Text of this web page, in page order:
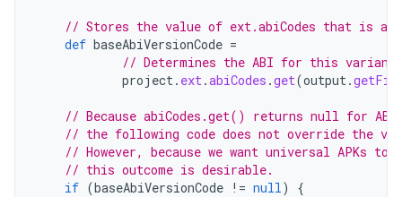
// Stores the value of ext.abiCodes that is
def baseAbiVersionCode =
// Determines the ABI for this variant
project. ext.abiCodes .get(output.
// Because abiCodes.get() returns null for
// the following code does not override the
// However, because we want universal APKs
// this outcome is desirable.
if (baseAbiVersionCode != null) {